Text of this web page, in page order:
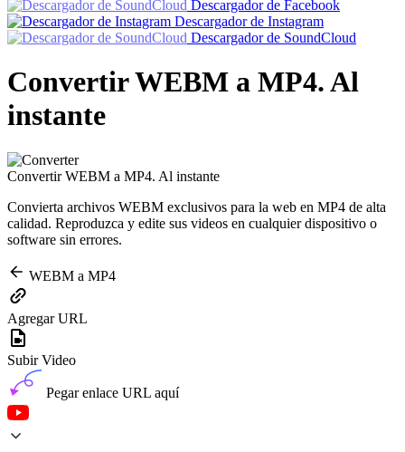
Descargador de Facebook
Descargador de Instagram
Descargador de SoundCloud
Convertir WEBM a MP4. Al
instante
Convertir WEBM a MP4. Al instante
Convierta archivos WEBM exclusivos para la web en MP4 de alta
calidad. Reproduzca y edite sus videos en cualquier dispositivo o
software sin errores.
WEBM a MP4
Agregar URL
Subir Video
Pegar enlace URL aquí